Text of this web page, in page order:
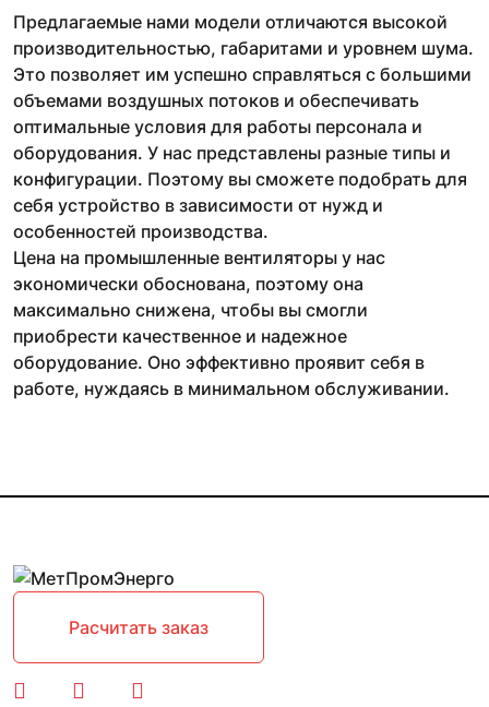
Предлагаемые нами модели отличаются высокой
производительностью, габаритами и уровнем шума.
Это позволяет им успешно справляться с большими
объемами воздушных потоков и обеспечивать
оптимальные условия для работы персонала и
оборудования. У нас представлены разные типы и
конфигурации. Поэтому вы сможете подобрать для
себя устройство в зависимости от нужд и
особенностей производства.
Цена на промышленные вентиляторы у нас
экономически обоснована, поэтому она
максимально снижена, чтобы вы смогли
приобрести качественное и надежное
оборудование. Оно эффективно проявит себя в
работе, нуждаясь в минимальном обслуживании.
Расчитать заказ